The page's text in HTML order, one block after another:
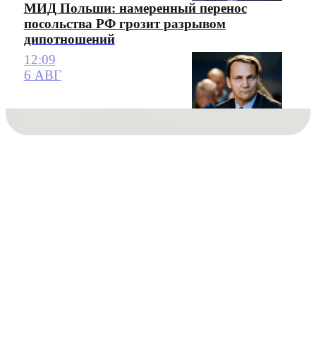
МИД Польши: намеренный перенос
посольства РФ грозит разрывом
дипотношений
12:09
6 АВГ